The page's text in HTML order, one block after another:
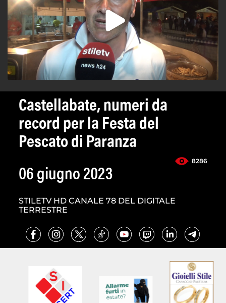
Castellabate, numeri da
record per la Festa del
Pescato di Paranza
8286
06 giugno 2023
STILETV HD CANALE 78 DEL DIGITALE
TERRESTRE